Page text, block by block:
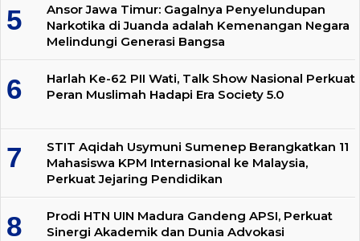
Ansor Jawa Timur: Gagalnya Penyelundupan
Narkotika di Juanda adalah Kemenangan Negara
Melindungi Generasi Bangsa
Harlah Ke-62 PII Wati, Talk Show Nasional Perkuat
Peran Muslimah Hadapi Era Society 5.0
STIT Aqidah Usymuni Sumenep Berangkatkan 11
Mahasiswa KPM Internasional ke Malaysia,
Perkuat Jejaring Pendidikan
Prodi HTN UIN Madura Gandeng APSI, Perkuat
Sinergi Akademik dan Dunia Advokasi